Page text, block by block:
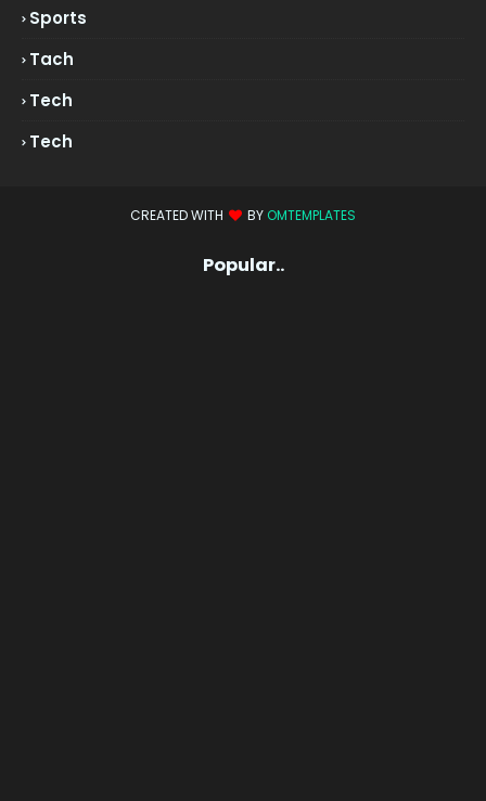
Sports
Tach
Tech
Tech
CREATED WITH BY OMTEMPLATES
Popular..